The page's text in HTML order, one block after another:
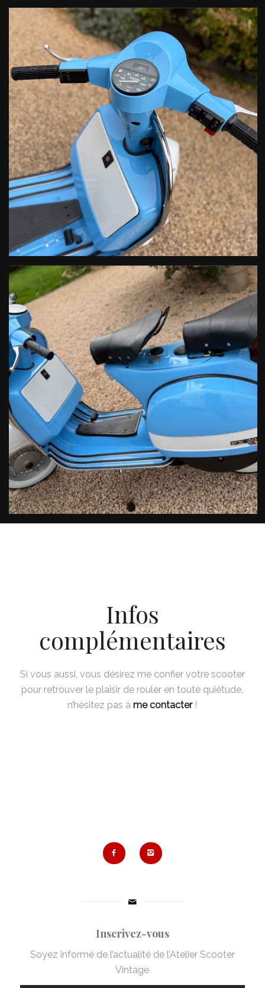
Infos
complémentaires
Si vous aussi, vous désirez me confier votre scooter
pour retrouver le plaisir de rouler en toute quiétude,
n’hésitez pas àme contacter!
Inscrivez-vous
Soyez informé de l’actualité de l’Atelier Scooter
Vintage